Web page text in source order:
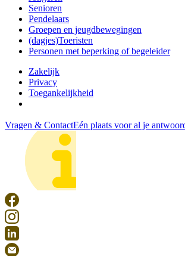
Senioren
Pendelaars
Groepen en jeugdbewegingen
(dagjes)Toeristen
Personen met beperking of begeleider
Zakelijk
Privacy
Toegankelijkheid
Vragen & ContactEén plaats voor al je